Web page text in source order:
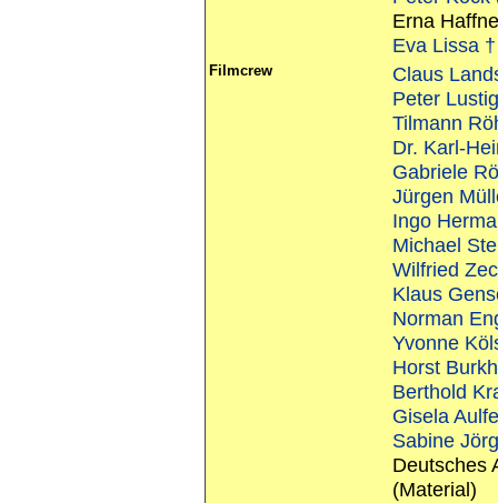
Erna
Eva Lissa †
Filmcrew
Claus
Peter
Tilmann
Dr. Karl-
Gabriele
Jürgen
Ingo
Michael
Wilfried
Klaus
Norman
Yvonne
Horst
Berthold
Gisela
Sabine
Deutsches
(Material)